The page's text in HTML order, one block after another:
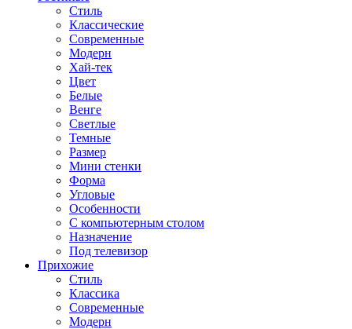
Стиль
Классические
Современные
Модерн
Хай-тек
Цвет
Белые
Венге
Светлые
Темные
Размер
Мини стенки
Форма
Угловые
Особенности
С компьютерным столом
Назначение
Под телевизор
Прихожие
Стиль
Классика
Современные
Модерн